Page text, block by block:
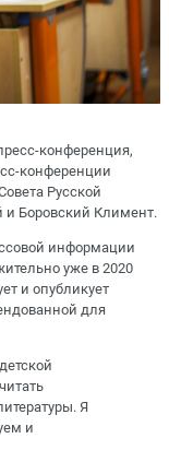
конференция,
конференции
Русской
и Боровский Климент.
информации
уже в 2020
и опубликует
для
Я
и